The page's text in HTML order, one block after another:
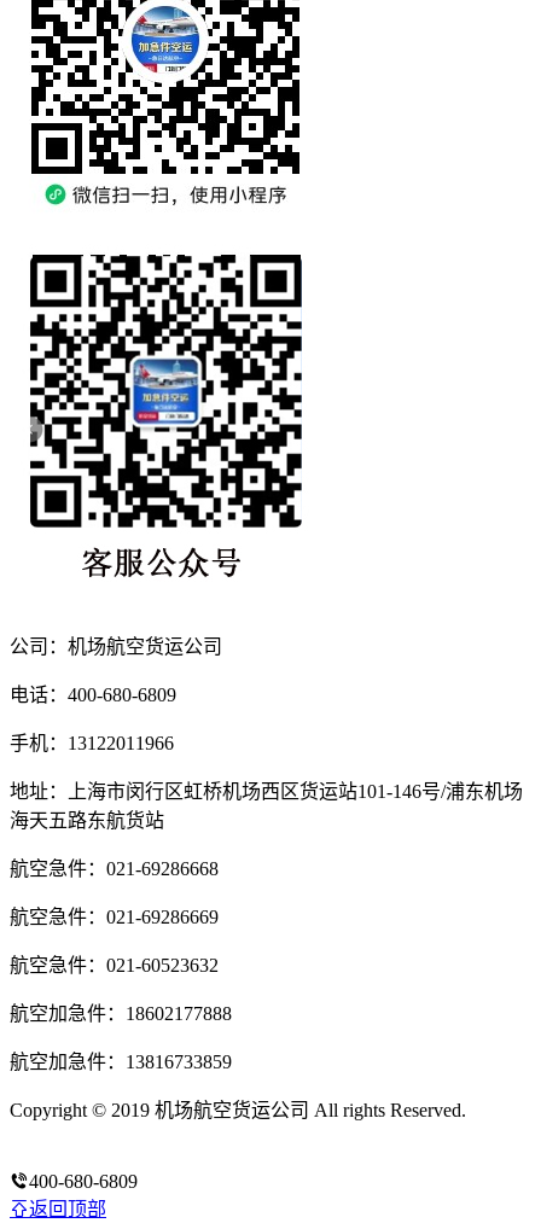
公司：机场航空货运公司
电话：400-680-6809
手机：13122011966
地址：上海市闵行区虹桥机场西区货运站101-146号/浦东机场
海天五路东航货站
航空急件：021-69286668
航空急件：021-69286669
航空急件：021-60523632
航空加急件：18602177888
航空加急件：13816733859
Copyright © 2019 机场航空货运公司 All rights Reserved.
400-680-6809
返回顶部